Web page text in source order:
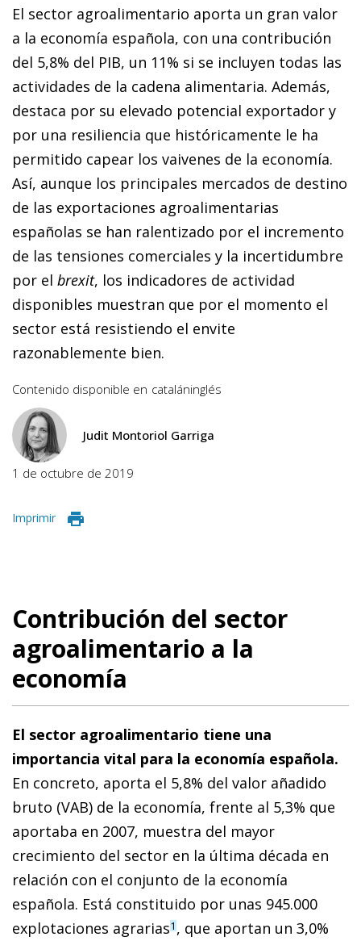
El sector agroalimentario aporta un gran valor
a la economía española, con una contribución
del 5,8% del PIB, un 11% si se incluyen todas las
actividades de la cadena alimentaria. Además,
destaca por su elevado potencial exportador y
por una resiliencia que históricamente le ha
permitido capear los vaivenes de la economía.
Así, aunque los principales mercados de destino
de las exportaciones agroalimentarias
españolas se han ralentizado por el incremento
de las tensiones comerciales y la incertidumbre
por el brexit, los indicadores de actividad
disponibles muestran que por el momento el
sector está resistiendo el envite
razonablemente bien.
Contenido disponible en cataláninglés
Judit Montoriol Garriga
1 de octubre de 2019
Imprimir
Contribución del sector
agroalimentario a la
economía
El sector agroalimentario tiene una
importancia vital para la economía española.
En concreto, aporta el 5,8% del valor añadido
bruto (VAB) de la economía, frente al 5,3% que
aportaba en 2007, muestra del mayor
crecimiento del sector en la última década en
relación con el conjunto de la economía
española. Está constituido por unas 945.000
explotaciones agrarias1 , que aportan un 3,0%